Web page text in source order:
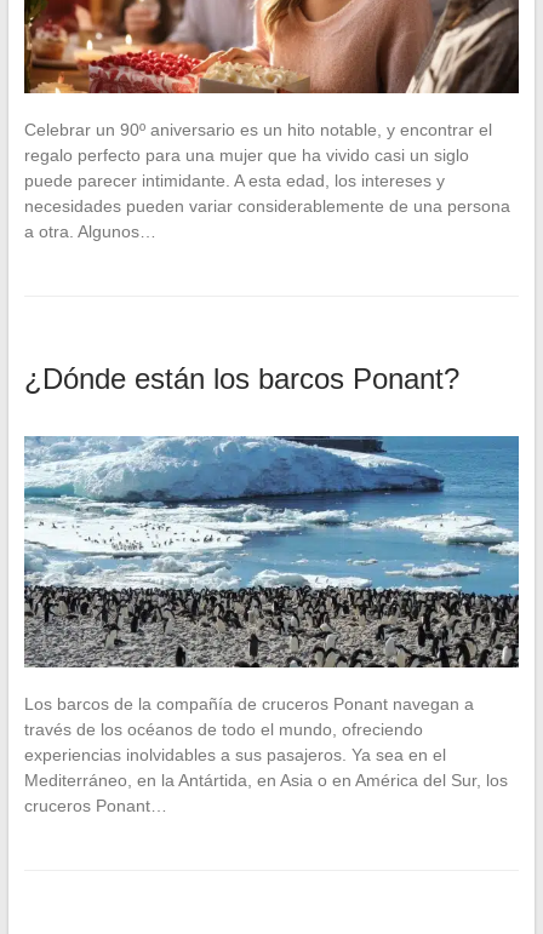
Celebrar un 90º aniversario es un hito notable, y encontrar el
regalo perfecto para una mujer que ha vivido casi un siglo
puede parecer intimidante. A esta edad, los intereses y
necesidades pueden variar considerablemente de una persona
a otra. Algunos…
¿Dónde están los barcos Ponant?
Los barcos de la compañía de cruceros Ponant navegan a
través de los océanos de todo el mundo, ofreciendo
experiencias inolvidables a sus pasajeros. Ya sea en el
Mediterráneo, en la Antártida, en Asia o en América del Sur, los
cruceros Ponant…